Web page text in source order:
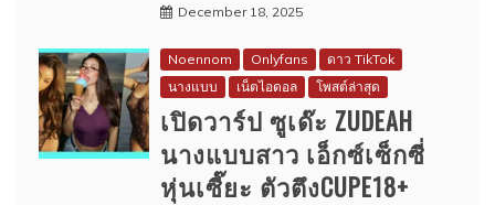
December 18, 2025
Noennom Onlyfans
ดาว TikTok
นางแบบ
เน็ตไอดอล โพสต์ล่าสุด
เปิดวาร์ป ซูเด๊ะ ZUDEAH
นางแบบสาว เอ็กซ์เซ็กซี่
หุ่นเซี๊ยะ ตัวตึงCUPE18+